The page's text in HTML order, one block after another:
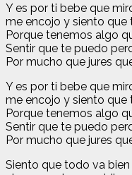
Y es por ti bebe que
me encojo y siento que
Porque tenemos algo
Sentir que te puedo
Por mucho que jures
Y es por ti bebe que
me encojo y siento que
Porque tenemos algo
Sentir que te puedo
Por mucho que jures
Siento que todo va bien